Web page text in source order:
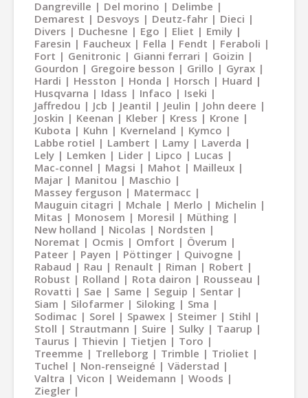
Dangreville
Del morino
Delimbe
Demarest
Desvoys Deutz-fahr
Dieci
Divers
Duchesne Ego Eliet
Emily
Faresin
Faucheux Fella Fendt
Feraboli
Fort
Genitronic Gianni ferrari
Goizin
Gourdon
Gregoire besson Grillo
Gyrax
Hardi
Hesston Honda Horsch
Huard
Husqvarna
Idass Infaco
Iseki
Jaffredou
Jcb Jeantil Jeulin
John deere
Joskin
Keenan Kleber Kress
Krone
Kubota
Kuhn Kverneland
Kymco
Labbe rotiel
Lambert Lamy
Laverda
Lely
Lemken Lider Lipco
Lucas
Mac-connel
Magsi Mahot
Mailleux
Majar
Manitou
Maschio
Massey ferguson
Matermacc
Mauguin citagri
Mchale Merlo
Michelin
Mitas
Monosem Moresil
Müthing
New holland
Nicolas
Nordsten
Noremat
Ocmis Omfort
Överum
Pateer
Payen Pöttinger
Quivogne
Rabaud
Rau Renault Riman
Robert
Robust
Rolland Rota dairon
Rousseau
Rovatti
Sae Same Seguip
Sentar
Siam
Silofarmer Siloking
Sma
Sodimac
Sorel Spawex Steimer
Stihl
Stoll
Strautmann Suire Sulky
Taarup
Taurus
Thievin Tietjen
Toro
Treemme
Trelleborg Trimble
Trioliet
Tuchel
Non-renseigné
Väderstad
Valtra
Vicon Weidemann
Woods
Ziegler